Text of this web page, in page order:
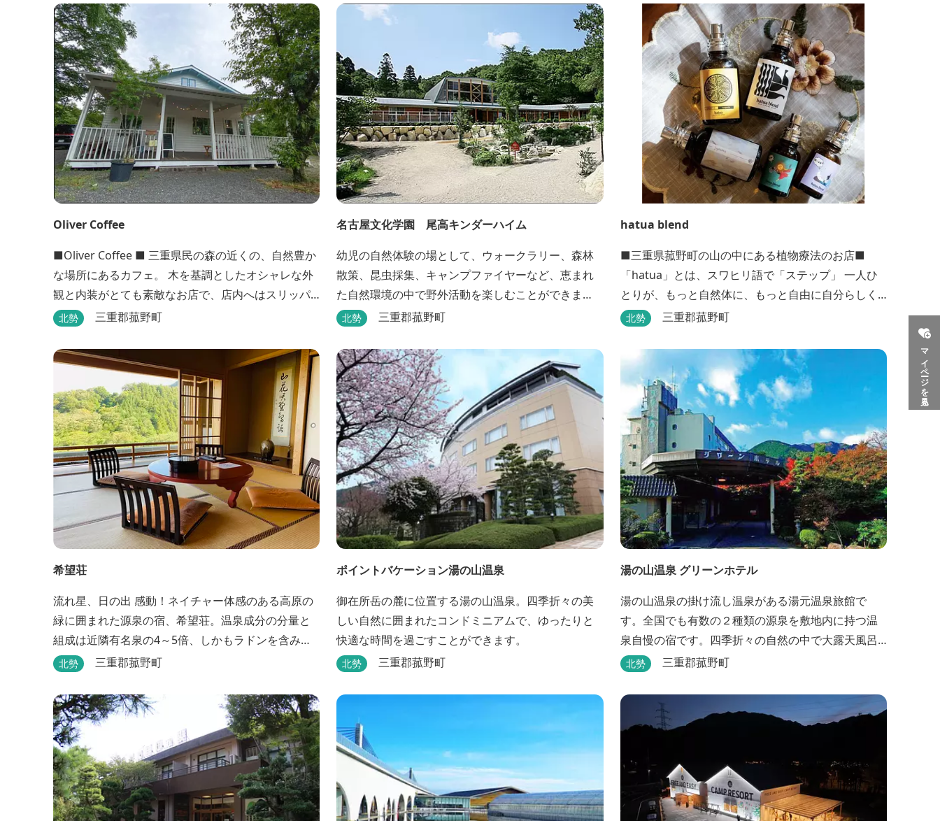
マイページを見る
Oliver Coffee
■Oliver Coffee ■ 三重県民の森の近くの、自然豊か
な場所にあるカフェ。 木を基調としたオシャレな外
観と内装がとても素敵なお店で、店内へはスリッパ
に履き替えて入りますのでリラックスして食事を楽
ス席などがあり、お子様連れでも入りやすく居心地
がいいカフェです。 森の静かな雰囲気の中で、ゆっ
くり過ごすことができます。
北勢 三重郡菰野町
名古屋文化学園 尾高キンダーハイム
幼児の自然体験の場として、ウォークラリー、森林
散策、昆虫採集、キャンプファイヤーなど、恵まれ
た自然環境の中で野外活動を楽しむことができま
す。
北勢 三重郡菰野町
hatua blend
■三重県菰野町の山の中にある植物療法のお店■
「hatua」とは、スワヒリ語で「ステップ」 一人ひ
とりが、もっと自然体に、もっと自由に自分らしく
歩いていけるように その一歩を植物の力でサポート
よもぎ蒸しやアロマの調合、季節の養生講座、アロ
マ講座、腸活講座、ワークショップ、イベント出店
植物を通して身体と心を整えよう！をテーマに...
北勢 三重郡菰野町
希望荘
流れ星、日の出 感動！ネイチャー体感のある高原の
緑に囲まれた源泉の宿、希望荘。温泉成分の分量と
組成は近隣有名泉の4～5倍、しかもラドンを含み療
養泉としての適応症は抜群です。明日の健康に、ご
さい。 熱気浴ラドンの泉も新たにオープン！ぜひご
利用ください。
北勢 三重郡菰野町
ポイントバケーション湯の山温泉
御在所岳の麓に位置する湯の山温泉。四季折々の美
しい自然に囲まれたコンドミニアムで、ゆったりと
快適な時間を過ごすことができます。
北勢 三重郡菰野町
湯の山温泉 グリーンホテル
湯の山温泉の掛け流し温泉がある湯元温泉旅館で
す。全国でも有数の２種類の源泉を敷地内に持つ温
泉自慢の宿です。四季折々の自然の中で大露天風呂
が楽しめます。
北勢 三重郡菰野町